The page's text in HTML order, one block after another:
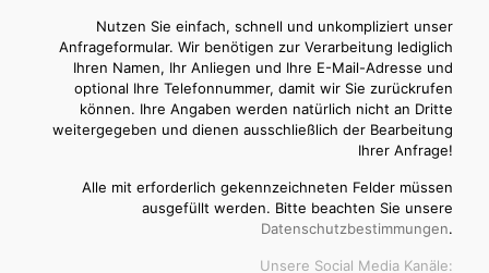
Nutzen Sie einfach, schnell und unkompliziert unser
Anfrageformular. Wir benötigen zur Verarbeitung lediglich
Ihren Namen, Ihr Anliegen und Ihre E-Mail-Adresse und
optional Ihre Telefonnummer, damit wir Sie zurückrufen
können. Ihre Angaben werden natürlich nicht an Dritte
weitergegeben und dienen ausschließlich der Bearbeitung
Ihrer Anfrage!
Alle mit erforderlich gekennzeichneten Felder müssen
ausgefüllt werden. Bitte beachten Sie unsere
Datenschutzbestimmungen.
Unsere Social Media Kanäle: